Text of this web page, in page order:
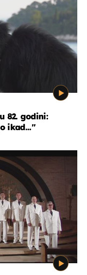
82. godini:
ikad..."